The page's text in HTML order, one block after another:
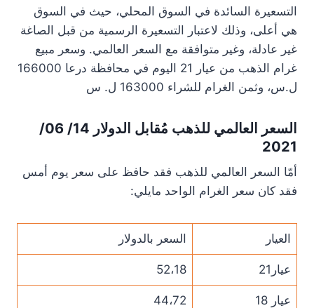
التسعيرة السائدة في السوق المحلي، حيث في السوق
هي أعلى، وذلك لاعتبار التسعيرة الرسمية من قبل الصاغة
غير عادلة، وغير متوافقة مع السعر العالمي. وسعر مبيع
غرام الذهب من عيار 21 اليوم في محافظة درعا 166000
ل.س، وثمن الغرام للشراء 163000 ل. س
السعر العالمي للذهب مُقابل الدولار 14/ 06/
2021
أمّا السعر العالمي للذهب فقد حافظ على سعر يوم أمس
فقد كان سعر الغرام الواحد مايلي:
العيار السعر بالدولار
عيار21 52،18
عيار 18 44،72